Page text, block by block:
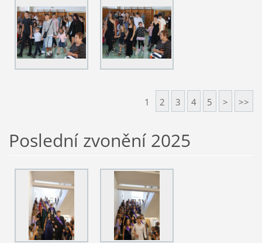
1 2 3 4 5 > >>
Poslední zvonění 2025